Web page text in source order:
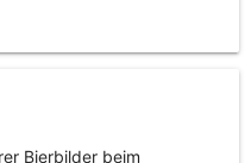
Bierbilder beim